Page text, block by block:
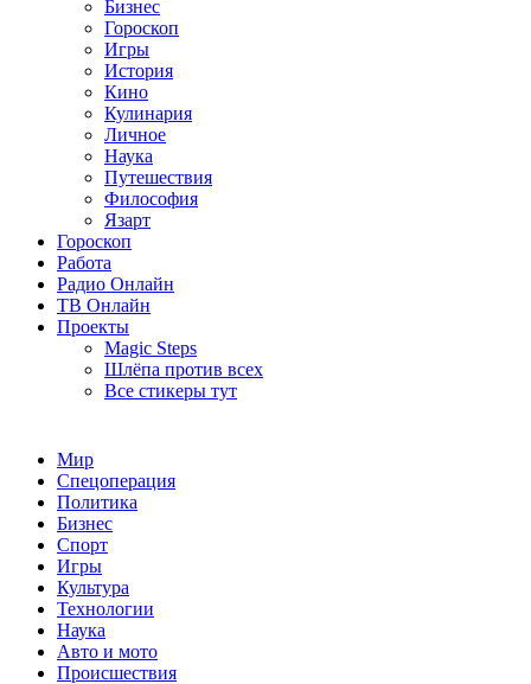
Бизнес
Гороскоп
Игры
История
Кино
Кулинария
Личное
Наука
Путешествия
Философия
Язарт
Гороскоп
Работа
Радио Онлайн
ТВ Онлайн
Проекты
Magic Steps
Шлёпа против всех
Все стикеры тут
Мир
Спецоперация
Политика
Бизнес
Спорт
Игры
Культура
Технологии
Наука
Авто и мото
Происшествия